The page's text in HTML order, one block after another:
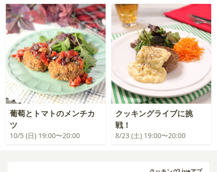
葡萄とトマトのメンチカ
ツ
10/5 (日) 19:00〜20:00
クッキングライブに挑
戦！
8/23 (土) 19:00〜20:00